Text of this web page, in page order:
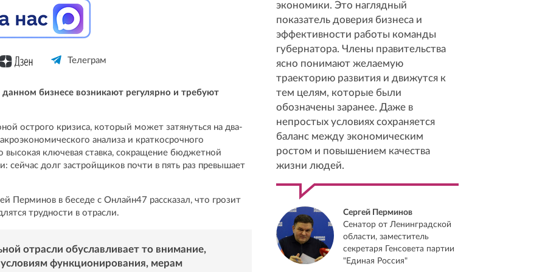
Телеграм
бизнесе возникают регулярно и требуют
острого кризиса, который может затянуться на два-
анализа и краткосрочного
ключевая ставка, сокращение бюджетной
долг застройщиков почти в пять раз превышает
Перминов в беседе с Онлайн47 рассказал, что грозит
трудности в отрасли.
отрасли обуславливает то внимание,
функционирования, мерам
экономики. Это наглядный
показатель доверия бизнеса и
эффективности работы команды
губернатора. Члены правительства
ясно понимают желаемую
траекторию развития и движутся к
тем целям, которые были
обозначены заранее. Даже в
непростых условиях сохраняется
баланс между экономическим
ростом и повышением качества
жизни людей.
Сергей Перминов
Сенатор от Ленинградской
области, заместитель
секретаря Генсовета партии
"Единая Россия"